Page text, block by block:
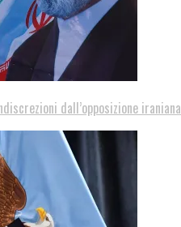
dall’opposizione iraniana